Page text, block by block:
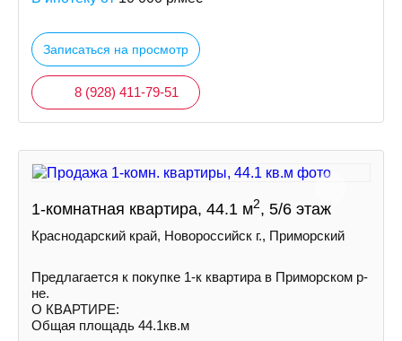
Записаться на просмотр
8 (928) 411-79-51
1-комнатная квартира, 44.1 м2, 5/6 этаж
Краснодарский край, Новороссийск г., Приморский
Предлагается к покупке 1-к квартира в Приморском р-
не.
О КВАРТИРЕ:
Общая площадь 44.1кв.м